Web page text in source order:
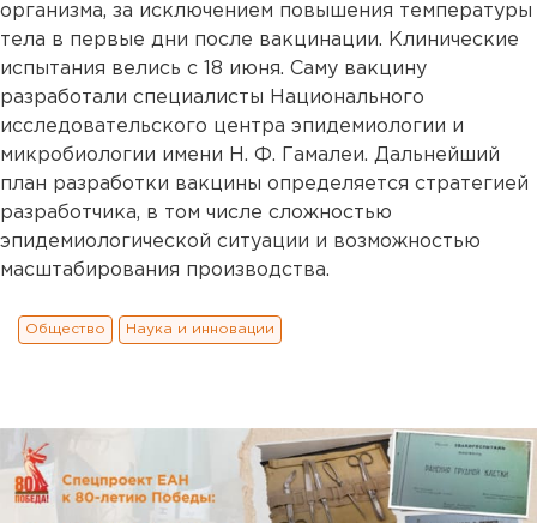
организма, за исключением повышения температуры
тела в первые дни после вакцинации. Клинические
испытания велись с 18 июня. Саму вакцину
разработали специалисты Национального
исследовательского центра эпидемиологии и
микробиологии имени Н. Ф. Гамалеи. Дальнейший
план разработки вакцины определяется стратегией
разработчика, в том числе сложностью
эпидемиологической ситуации и возможностью
масштабирования производства.
Общество Наука и инновации